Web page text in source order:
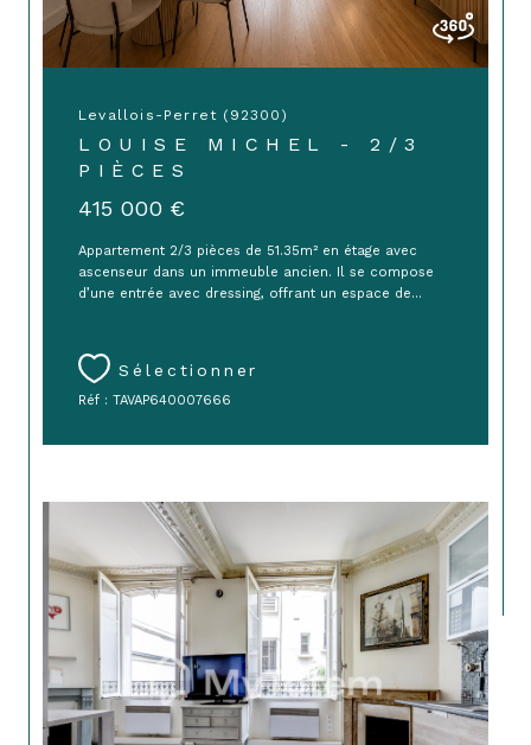
Levallois-Perret (92300)
LOUISE MICHEL - 2/3
PIÈCES
415 000 €
Appartement 2/3 pièces de 51.35m² en étage avec
ascenseur dans un immeuble ancien. Il se compose
d’une entrée avec dressing, offrant un espace de...
Sélectionner
Réf : TAVAP640007666